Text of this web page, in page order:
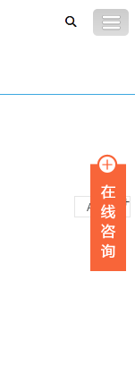
A A +